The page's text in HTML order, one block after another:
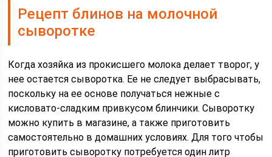
Рецепт блинов на молочной
сыворотке
Когда хозяйка из прокисшего молока делает творог, у
нее остается сыворотка. Ее не следует выбрасывать,
поскольку на ее основе получаться нежные с
кисловато-сладким привкусом блинчики. Сыворотку
можно купить в магазине, а также приготовить
самостоятельно в домашних условиях. Для того чтобы
приготовить сыворотку потребуется один литр